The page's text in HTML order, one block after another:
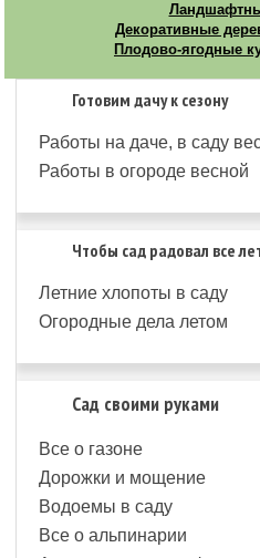
Декоративные
Плодово-ягодные
Готовим дачу к сезону
Работы на даче, в саду
Работы в огороде весной
Чтобы сад радовал все
Летние хлопоты в саду
Огородные дела летом
Сад своими руками
Все о газоне
Дорожки и мощение
Водоемы в саду
Все о альпинарии